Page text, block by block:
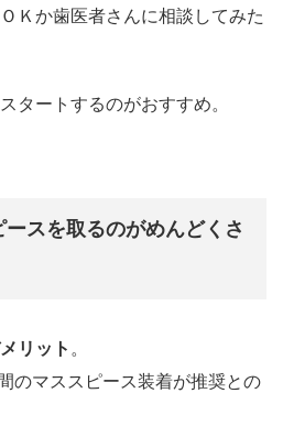
Ｋか歯医者さんに相談してみた
タートするのがおすすめ。
スを取るのがめんどくさ
リット 。
のマススピース装着が推奨との